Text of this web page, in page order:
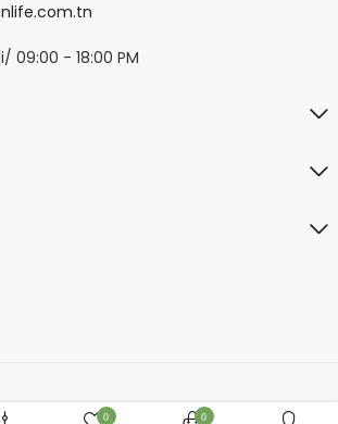
09:00 - 18:00 PM
ADS VALLEY. All Rights Reserved.
0 0